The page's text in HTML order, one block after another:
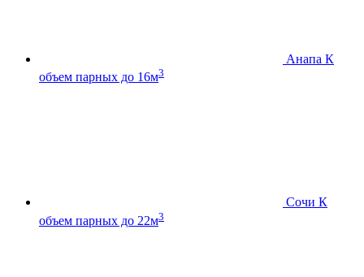
Анапа К
объем парных до 16м3
Сочи К
объем парных до 22м3